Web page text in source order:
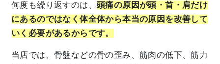
何度も繰り返すのは、 頭痛の原因が頭・首・肩だけ
にあるのではなく体全体から本当の原因を改善して
いく必要があるからです。
当店では、骨盤などの骨の歪み、筋肉の低下、筋力